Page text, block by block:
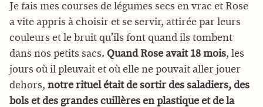
Je fais mes courses de légumes secs en vrac et Rose
a vite appris à choisir et se servir, attirée par leurs
couleurs et le bruit qu’ils font quand ils tombent
dans nos petits sacs. Quand Rose avait 18 mois, les
jours où il pleuvait et où elle ne pouvait aller jouer
dehors, notre rituel était de sortir des saladiers, des
bols et des grandes cuillères en plastique et de la